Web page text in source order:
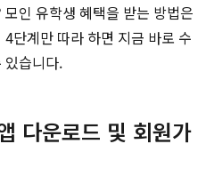
인 유학생 혜택을 받는 방법은
단계만 따라 하면 지금 바로 수
있습니다.
다운로드 및 회원가